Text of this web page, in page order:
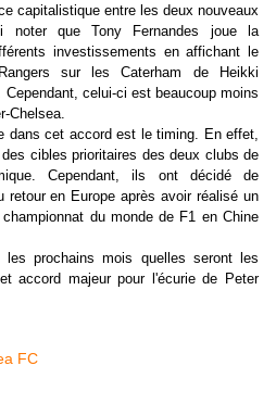
capitalistique entre les deux nouveaux
noter que Tony Fernandes joue la
investissements en affichant le
sur les Caterham de Heikki
celui-ci est beaucoup moins
Chelsea.
dans cet accord est le timing. En effet,
cibles prioritaires des deux clubs de
Cependant, ils ont décidé de
retour en Europe après avoir réalisé un
du monde de F1 en Chine
les prochains mois quelles seront les
accord majeur pour l'écurie de Peter
FC